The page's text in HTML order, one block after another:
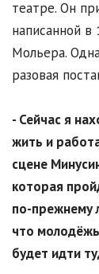
театре. Он
написанной в
Мольера.
разовая
- Сейчас я
жить и
сцене
которая
по-прежнему
что
будет идти